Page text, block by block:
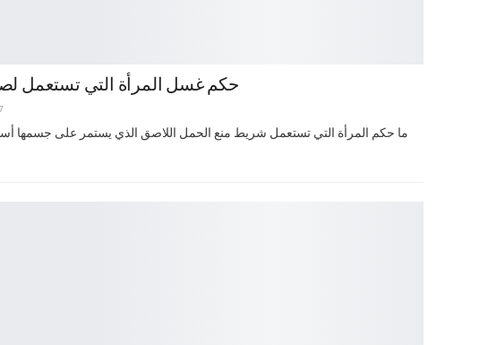
حكم غسل المرأة التي تستعمل
ما حكم المرأة التي تستعمل شريط منع الحمل اللاصق الذي يستمر على جسمها